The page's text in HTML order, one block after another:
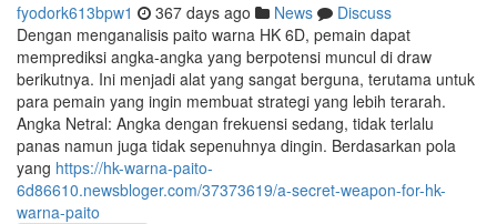
fyodork613bpw1 367 days ago News
Discuss
Dengan menganalisis paito warna HK 6D, pemain dapat
memprediksi angka-angka yang berpotensi muncul di draw
berikutnya. Ini menjadi alat yang sangat berguna, terutama untuk
para pemain yang ingin membuat strategi yang lebih terarah.
Angka Netral: Angka dengan frekuensi sedang, tidak terlalu
panas namun juga tidak sepenuhnya dingin. Berdasarkan pola
yang https://hk-warna-paito-
6d86610.newsbloger.com/37373619/a-secret-weapon-for-hk-
warna-paito